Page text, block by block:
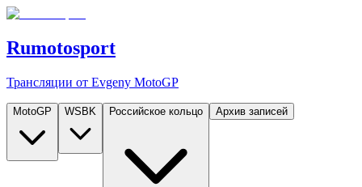
Rumotosport
Трансляции от Evgeny MotoGP
MotoGP WSBK Российское кольцо Архив записей